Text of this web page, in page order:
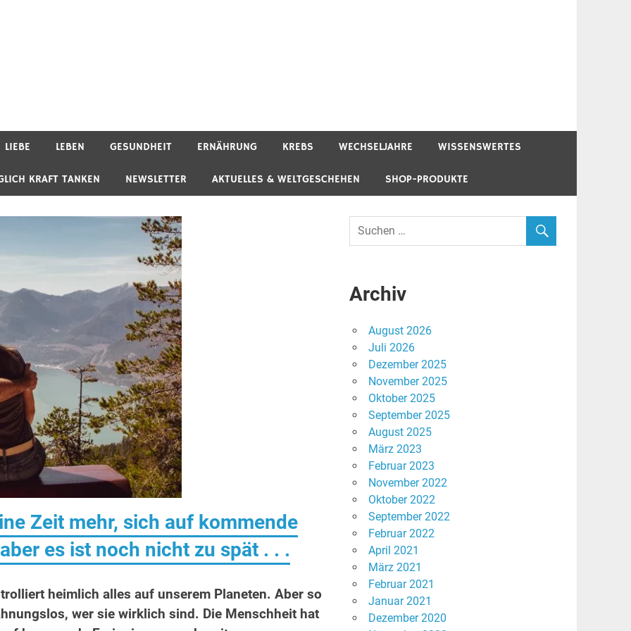
LIEBE LEBEN GESUNDHEIT ERNÄHRUNG KREBS WECHSELJAHRE WISSENSWERTES
KRAFT TANKEN NEWSLETTER AKTUELLES & WELTGESCHEHEN SHOP-PRODUKTE
Zeit mehr, sich auf kommende
es ist noch nicht zu spät . . .
heimlich alles auf unserem Planeten. Aber so
wer sie wirklich sind. Die Menschheit hat
Archiv
August 2026
Juli 2026
Dezember 2025
November 2025
Oktober 2025
September 2025
August 2025
März 2023
Februar 2023
November 2022
Oktober 2022
September 2022
Februar 2022
April 2021
März 2021
Februar 2021
Januar 2021
Dezember 2020